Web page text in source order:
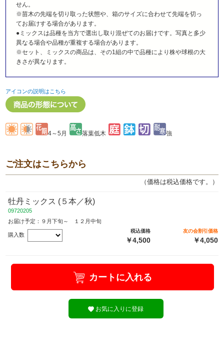
せん。
※苗木の先端を切り取った状態や、箱のサイズに合わせて先端を切っ
てお届けする場合があります。
●ミックスは品種を当方で選出し取り混ぜてのお届けです。写真と多少
異なる場合や品種が重複する場合があります。
※セット、ミックスの商品は、その1組の中で品種により株や球根の大
きさが異なります。
アイコンの説明はこちら
4～5月 落葉低木 強
ご注文はこちらから
（価格は税込価格です。）
牡丹ミックス (５本／秋)
09720205
お届け予定：９月下旬～ １２月中旬
購入数
税込価格
￥4,500
友の会割引価格
￥4,050
カートに入れる
お気に入りに登録